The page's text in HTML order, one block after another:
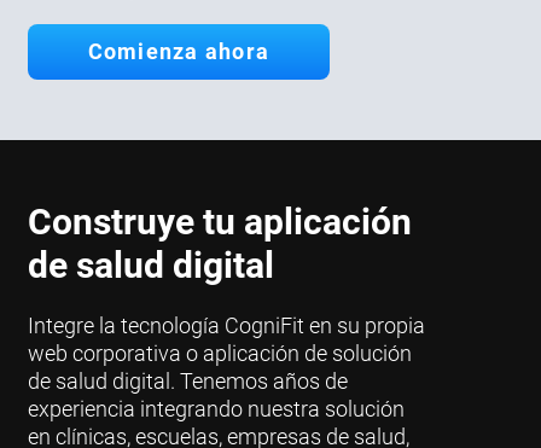
Comienza ahora
Construye tu aplicación
de salud digital
Integre la tecnología CogniFit en su propia
web corporativa o aplicación de solución
de salud digital. Tenemos años de
experiencia integrando nuestra solución
en clínicas, escuelas, empresas de salud,